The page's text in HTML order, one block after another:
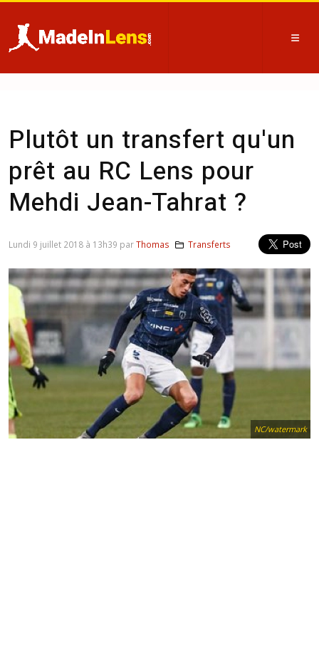
Plutôt un transfert qu'un
prêt au RC Lens pour
Mehdi Jean-Tahrat ?
NC/watermark
Lundi 9 juillet 2018 à 13h39 parThomas Transferts